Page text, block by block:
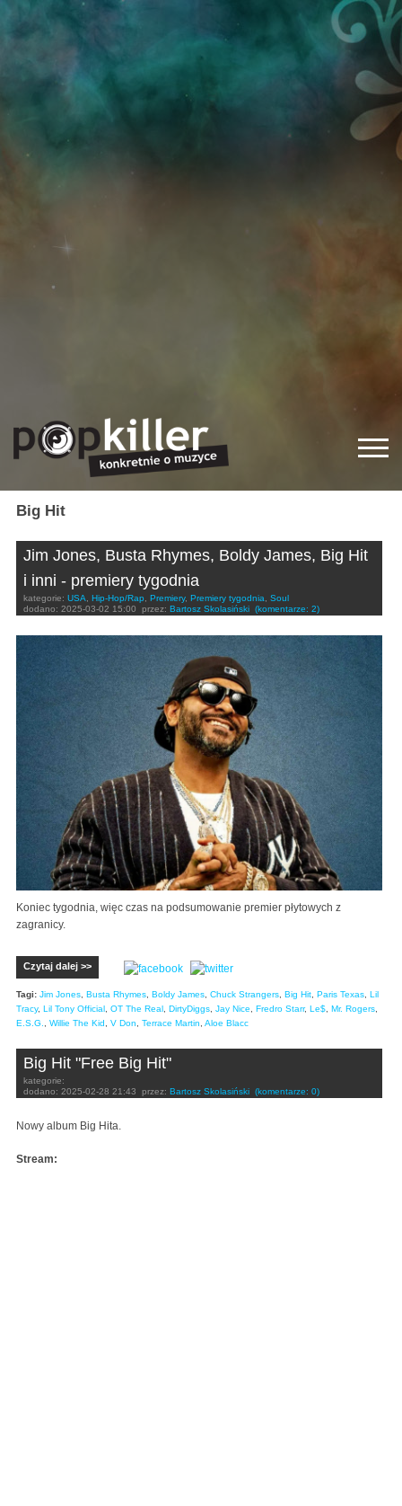
Big Hit
Jim Jones, Busta Rhymes, Boldy James, Big Hit
i inni - premiery tygodnia
kategorie: USA, Hip-Hop/Rap, Premiery, Premiery tygodnia, Soul
dodano: 2025-03-02 15:00 przez: Bartosz Skolasiński (komentarze: 2)
Koniec tygodnia, więc czas na podsumowanie premier płytowych z
zagranicy.
Czytaj dalej >>
Tagi: Jim Jones Busta Rhymes Boldy James Chuck Strangers Big Hit Paris Texas Lil
Tracy, Lil Tony Official OT The Real DirtyDiggs Jay Nice Fredro Starr, Le$ Mr. Rogers
E.S.G.
Willie The Kid V Don Terrace Martin Aloe Blacc
Big Hit "Free Big Hit"
kategorie:
dodano: 2025-02-28 21:43 przez: Bartosz Skolasiński (komentarze: 0)
Nowy album Big Hita.
Stream: